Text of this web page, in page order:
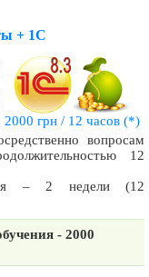
+ 1С
2000 грн / 12 часов (*)
вопросам
12
– 2 недели (12
- 2000